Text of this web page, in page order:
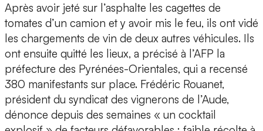
Après avoir jeté sur l’asphalte les cagettes de
tomates d’un camion et y avoir mis le feu, ils ont vidé
les chargements de vin de deux autres véhicules. Ils
ont ensuite quitté les lieux, a précisé à l’AFP la
préfecture des Pyrénées-Orientales, qui a recensé
380 manifestants sur place. Frédéric Rouanet,
président du syndicat des vignerons de l’Aude,
dénonce depuis des semaines « un cocktail